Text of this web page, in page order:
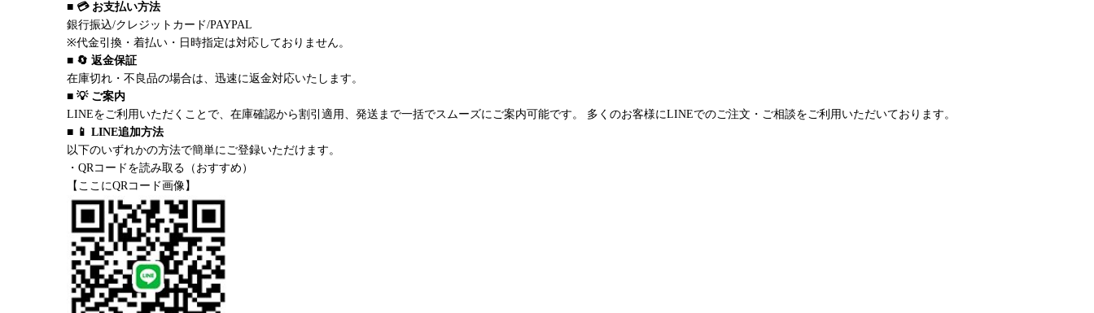
■ 💳 お支払い方法
銀行振込/クレジットカード/PAYPAL
※代金引換・着払い・日時指定は対応しておりません。
■ 🔄 返金保証
在庫切れ・不良品の場合は、迅速に返金対応いたします。
■ 💡 ご案内
LINEをご利用いただくことで、在庫確認から割引適用、発送まで一括でスムーズにご案内可能です。 多くのお客様にLINEでのご注文・ご相談をご利用いただいております。
■ 📱 LINE追加方法
以下のいずれかの方法で簡単にご登録いただけます。
・QRコードを読み取る（おすすめ）
【ここにQRコード画像】